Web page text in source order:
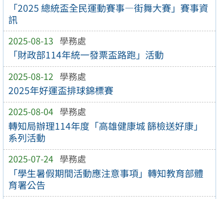
「2025 總統盃全民運動賽事—街舞大賽」賽事資
訊
2025-08-13 學務處
「財政部114年統一發票盃路跑」活動
2025-08-12 學務處
2025年好運盃排球錦標賽
2025-08-04 學務處
轉知局辦理114年度「高雄健康城 篩檢送好康」
系列活動
2025-07-24 學務處
「學生暑假期間活動應注意事項」轉知教育部體
育署公告